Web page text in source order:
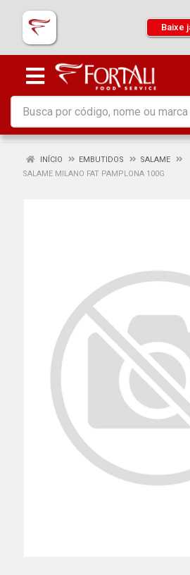
Baixe
INÍCIO EMBUTIDOS
SALAME
SALAME MILANO FAT PAMPLONA 100G